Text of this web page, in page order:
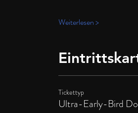
Weiterlesen >
Tickettyp
Ultra-Early-Bird